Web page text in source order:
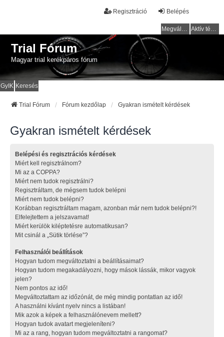
Belépés
Regisztráció
Megválaszolatlan témák Aktív témák
Trial Fórum
Magyar trial kerékpáros fórum
GyIK Keresés
Trial Fórum Fórum kezdőlap Gyakran ismételt kérdések
Gyakran ismételt kérdések
Belépési és regisztrációs kérdések
Miért kell regisztrálnom?
Mi az a COPPA?
Miért nem tudok regisztrálni?
Regisztráltam, de mégsem tudok belépni
Miért nem tudok belépni?
Korábban regisztráltam magam, azonban már nem tudok belépni?!
Elfelejtettem a jelszavamat!
Miért kerülök kiléptetésre automatikusan?
Mit csinál a „Sütik törlése”?
Felhasználói beállítások
Hogyan tudom megváltoztatni a beállításaimat?
Hogyan tudom megakadályozni, hogy mások lássák, mikor vagyok
jelen?
Nem pontos az idő!
Megváltoztattam az időzónát, de még mindig pontatlan az idő!
A használni kívánt nyelv nincs a listában!
Mik azok a képek a felhasználónevem mellett?
Hogyan tudok avatart megjeleníteni?
Mi az a rang, hogyan tudom megváltoztatni a rangomat?